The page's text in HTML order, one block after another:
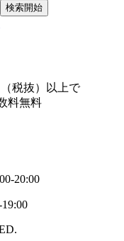
税抜）以上で
料無料
20:00